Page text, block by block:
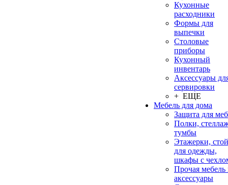
Кухонные
расходники
Формы для
выпечки
Столовые
приборы
Кухонный
инвентарь
Аксессуары
сервировки
+ ЕЩЕ
Мебель для дома
Защита для
Полки,
тумбы
Этажерки,
для одежды,
шкафы с
Прочая мебель
аксессуары